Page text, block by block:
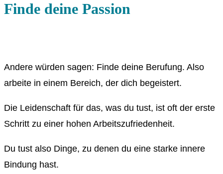
Finde deine Passion
Andere würden sagen: Finde deine Berufung. Also
arbeite in einem Bereich, der dich begeistert.
Die Leidenschaft für das, was du tust, ist oft der erste
Schritt zu einer hohen Arbeitszufriedenheit.
Du tust also Dinge, zu denen du eine starke innere
Bindung hast.